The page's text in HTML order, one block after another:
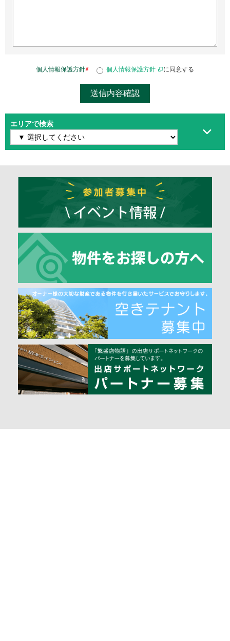
個人情報保護方針※ 個人情報保護方針 に同意する
エリアで検索